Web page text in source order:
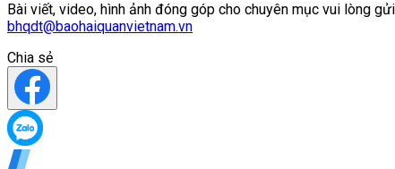
Bài viết, video, hình ảnh đóng góp cho chuyên mục vui lòng
bhqdt@baohaiquanvietnam.vn
Chia sẻ